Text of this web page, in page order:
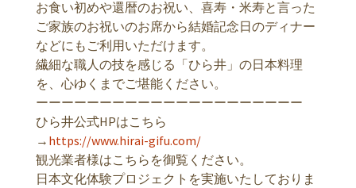
お食い初めや還暦のお祝い、喜寿・米寿と言った
ご家族のお祝いのお席から結婚記念日のディナー
などにもご利用いただけます。
繊細な職人の技を感じる「ひら井」の日本料理
を、心ゆくまでご堪能ください。
ーーーーーーーーーーーーーーーーーーーーー
ひら井公式HPはこちら
→ https://www.hirai-gifu.com/
観光業者様はこちらを御覧ください。
日本文化体験プロジェクトを実施いたしておりま